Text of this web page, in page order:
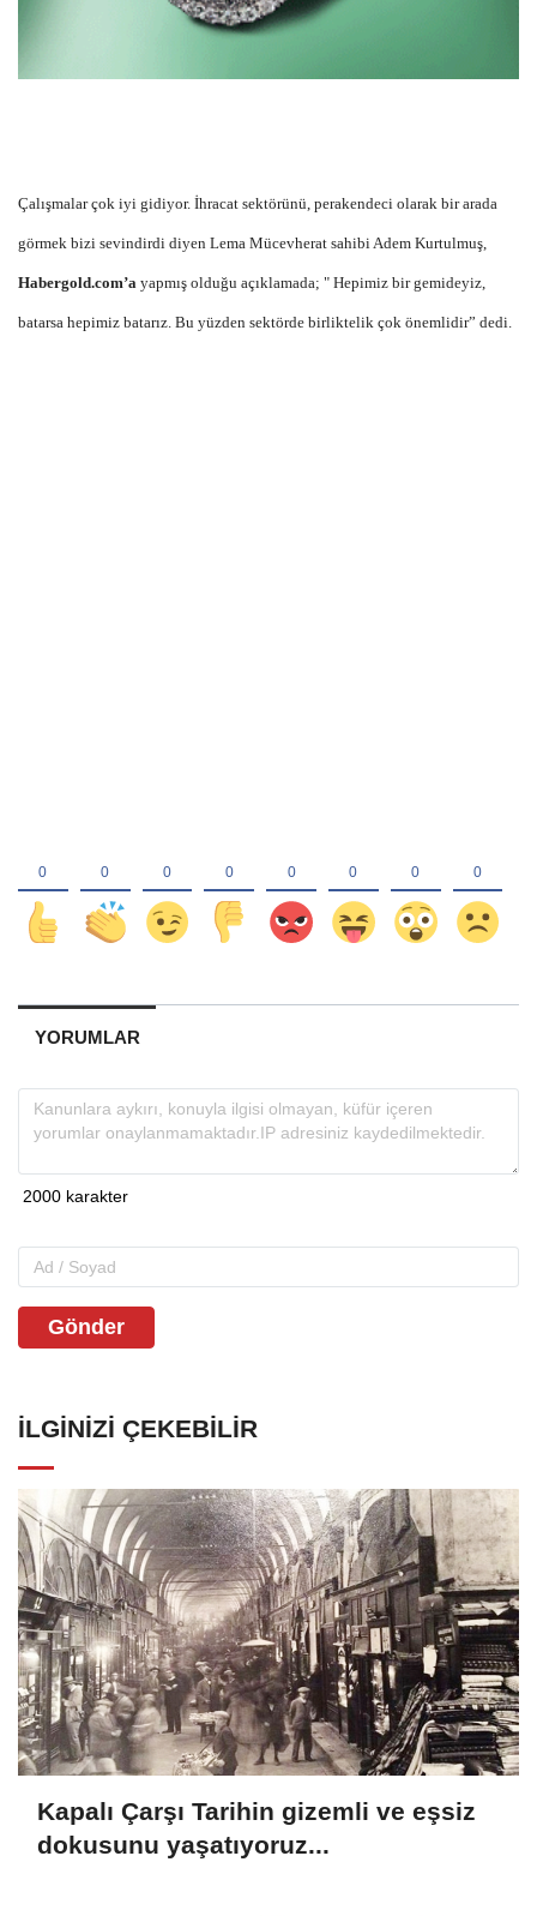
Çalışmalar çok iyi gidiyor. İhracat sektörünü, perakendeci olarak bir arada
görmek bizi sevindirdi diyen Lema Mücevherat sahibi Adem Kurtulmuş,
Habergold.com’a yapmış olduğu açıklamada; " Hepimiz bir gemideyiz,
batarsa hepimiz batarız. Bu yüzden sektörde birliktelik çok önemlidir” dedi.
YORUMLAR
Gönder
İLGINIZI ÇEKEBILIR
Kapalı Çarşı Tarihin gizemli ve eşsiz
dokusunu yaşatıyoruz...